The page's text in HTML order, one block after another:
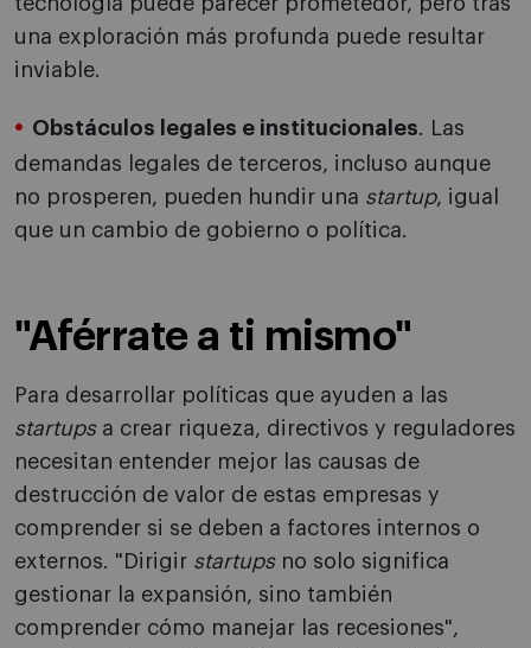
una exploración más profunda puede resultar
inviable.
Obstáculos legales e institucionales. Las
demandas legales de terceros, incluso aunque
no prosperen, pueden hundir una startup, igual
que un cambio de gobierno o política.
"Aférrate a ti mismo"
Para desarrollar políticas que ayuden a las
startupsa crear riqueza, directivos y reguladores
necesitan entender mejor las causas de
destrucción de valor de estas empresas y
comprender si se deben a factores internos o
externos. "Dirigir startupsno solo significa
gestionar la expansión, sino también
comprender cómo manejar las recesiones",